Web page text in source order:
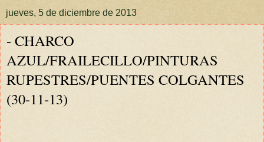
jueves, 5 de diciembre de 2013
- CHARCO
AZUL/FRAILECILLO/PINTURAS
RUPESTRES/PUENTES COLGANTES
(30-11-13)